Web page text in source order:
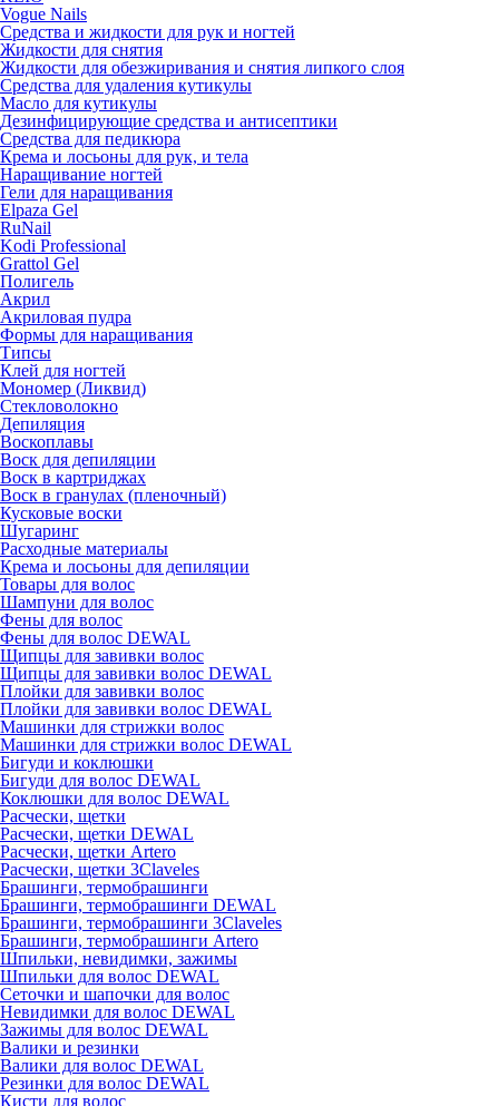
Vogue Nails
Средства и жидкости для рук и ногтей
Жидкости для снятия
Жидкости для обезжиривания и снятия липкого слоя
Средства для удаления кутикулы
Масло для кутикулы
Дезинфицирующие средства и антисептики
Средства для педикюра
Крема и лосьоны для рук, и тела
Наращивание ногтей
Гели для наращивания
Elpaza Gel
RuNail
Kodi Professional
Grattol Gel
Полигель
Акрил
Акриловая пудра
Формы для наращивания
Типсы
Клей для ногтей
Мономер (Ликвид)
Стекловолокно
Депиляция
Воскоплавы
Воск для депиляции
Воск в картриджах
Воск в гранулах (пленочный)
Кусковые воски
Шугаринг
Расходные материалы
Крема и лосьоны для депиляции
Товары для волос
Шампуни для волос
Фены для волос
Фены для волос DEWAL
Щипцы для завивки волос
Щипцы для завивки волос DEWAL
Плойки для завивки волос
Плойки для завивки волос DEWAL
Машинки для стрижки волос
Машинки для стрижки волос DEWAL
Бигуди и коклюшки
Бигуди для волос DEWAL
Коклюшки для волос DEWAL
Расчески, щетки
Расчески, щетки DEWAL
Расчески, щетки Artero
Расчески, щетки 3Claveles
Брашинги, термобрашинги
Брашинги, термобрашинги DEWAL
Брашинги, термобрашинги 3Claveles
Брашинги, термобрашинги Artero
Шпильки, невидимки, зажимы
Шпильки для волос DEWAL
Сеточки и шапочки для волос
Невидимки для волос DEWAL
Зажимы для волос DEWAL
Валики и резинки
Валики для волос DEWAL
Резинки для волос DEWAL
Кисти для волос